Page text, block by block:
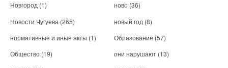
Новгород (1) ново (36)
Новости Чугуева (265) новый год (8)
нормативные и иные акты (1) Образование (57)
Общество (19) они нарушают (13)